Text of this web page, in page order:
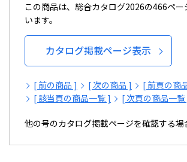
この商品は、総合カタログ2026の466ペー
います。
カタログ掲載ページ表示
[ 前の商品 ] [ 次の商品 ]
[ 前頁の商
[ 該当頁の商品一覧 ]
[ 次頁の商品一覧
他の号のカタログ掲載ページを確認する場